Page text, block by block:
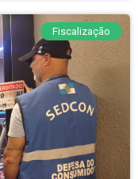
Fiscalização